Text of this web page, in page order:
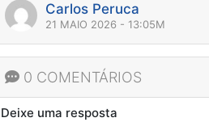
Carlos Peruca
21 MAIO 2026 - 13:05M
0 COMENTÁRIOS
Deixe uma resposta